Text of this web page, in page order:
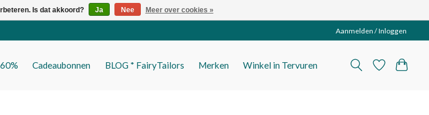
Aanmelden / Inloggen
Cadeaubonnen BLOG * FairyTailors Merken Winkel in Tervuren
Is dat akkoord? Ja Nee Meer over cookies »